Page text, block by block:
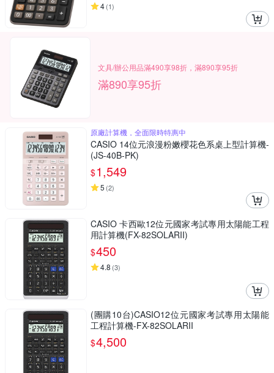
4(1)
文具/辦公用品滿490享98折，滿890享95折
滿890享95折
原廠計算機，全面限時特惠中
CASIO 14位元浪漫粉嫩櫻花色系桌上型計算機-
(JS-40B-PK)
$1,549
5 (2)
CASIO 卡西歐12位元國家考試專用太陽能工程
用計算機(FX-82SOLARII)
$450
4.8 (3)
(團購10台)CASIO12位元國家考試專用太陽能
工程計算機-FX-82SOLARII
$4,500